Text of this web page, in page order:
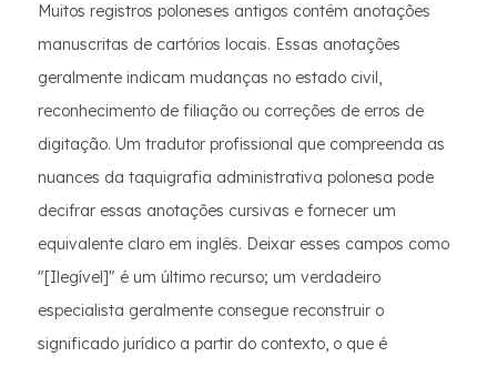
Muitos registros poloneses antigos contêm anotações
manuscritas de cartórios locais. Essas anotações
geralmente indicam mudanças no estado civil,
reconhecimento de filiação ou correções de erros de
digitação. Um tradutor profissional que compreenda as
nuances da taquigrafia administrativa polonesa pode
decifrar essas anotações cursivas e fornecer um
equivalente claro em inglês. Deixar esses campos como
"[Ilegível]" é um último recurso; um verdadeiro
especialista geralmente consegue reconstruir o
significado jurídico a partir do contexto, o que é